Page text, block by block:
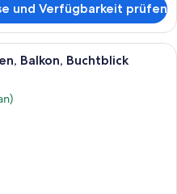
und Verfügbarkeit prüfen
Hochwertige Bettwaren, Pillowtop-
Balkon, Buchtblick